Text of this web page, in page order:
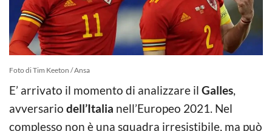
Foto di Tim Keeton / Ansa
E’ arrivato il momento di analizzare il Galles,
avversario dell’Italia nell’Europeo 2021. Nel
complesso non è una squadra irresistibile, ma può